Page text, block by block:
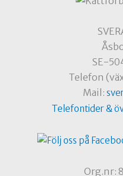
SE-
Telefon
Mail:
Telefontider &
Org.nr: